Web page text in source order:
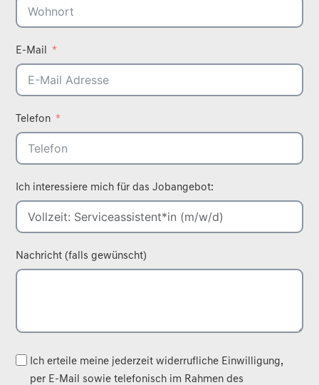
E-Mail
Telefon
Ich interessiere mich für das Jobangebot:
Nachricht (falls gewünscht)
Ich erteile meine jederzeit widerrufliche Einwilligung,
per E-Mail sowie telefonisch im Rahmen des